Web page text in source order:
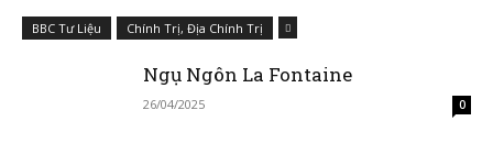
BBC Tư Liệu Chính Trị, Địa Chính Trị
Ngụ Ngôn La Fontaine
26/04/2025 0